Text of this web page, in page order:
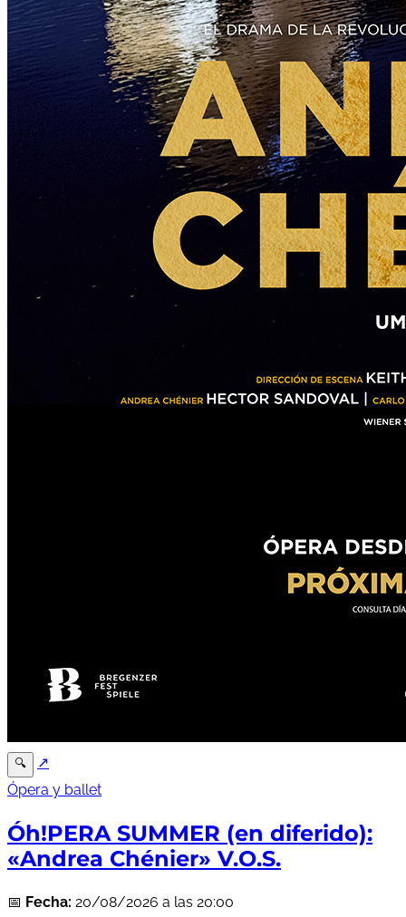
🔍
↗
Ópera y ballet
Óh!PERA SUMMER (en diferido):
«Andrea Chénier» V.O.S.
📅 Fecha: 20/08/2026 a las 20:00